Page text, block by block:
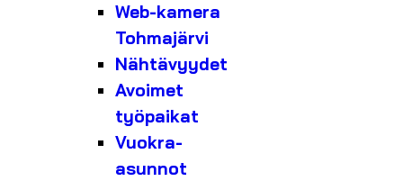
Web-kamera
Tohmajärvi
Nähtävyydet
Avoimet
työpaikat
Vuokra-
asunnot